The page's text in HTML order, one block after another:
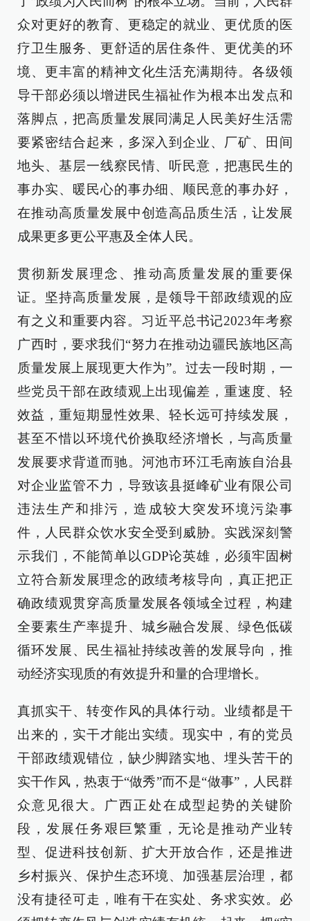
众对更好的教育、更稳定的就业、更优质的医
疗卫生服务、更舒适的居住条件、更优美的环
境、更丰富的精神文化生活充满期待。各级领
导干部必须以增进民生福祉作为根本出发点和
落脚点，把高质量发展同满足人民美好生活需
要紧密结合起来，多深入到企业、厂矿、田间
地头、基层一线察民情、听民意，把惠民生的
事办实、暖民心的事办细、顺民意的事办好，
在推动高质量发展中创造高品质生活，让发展
成果更多更公平惠及全体人民。
贯彻新发展理念、推动高质量发展的重要保
证。坚持高质量发展，是领导干部政绩观的应
有之义和重要内容。习近平总书记2023年考察
广西时，要求我们“努力在推动边疆民族地区高
质量发展上展现更大作为”。过去一段时期，一
些党员干部在政绩观上出现偏差，重速度、轻
效益，重短期显性效果、轻长远可持续发展，
甚至不惜以环境代价换取经济增长，与高质量
发展要求背道而驰。河池市环江毛南族自治县
对企业监管不力，导致该县挺峰矿业有限公司
违法生产和排污，造成较大突发环境污染事
件，人民群众饮水安全受到威胁。实践深刻警
示我们，不能简单以GDP论英雄，必须牢固树
立符合新发展理念的政绩考核导向，真正把正
确政绩观贯穿高质量发展各领域全过程，构建
全要素生产率提升、城乡融合发展、绿色低碳
循环发展、民生福祉持续改善的发展导向，推
动经济实现质的有效提升和量的合理增长。
真抓实干、转变作风的具体行动。业绩都是干
出来的，实干才能出实绩。现实中，有的党员
干部政绩观错位，缺少脚踏实地、埋头苦干的
实干作风，热衷于“做秀”而不是“做事”，人民群
众意见很大。广西正处在成型起势的关键阶
段，发展任务艰巨繁重，无论是推动产业转
型、促进科技创新、扩大开放合作，还是推进
乡村振兴、保护生态环境、加强基层治理，都
没有捷径可走，唯有干在实处、务求实效。必